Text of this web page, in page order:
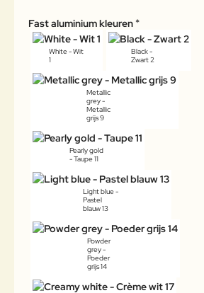
Fast aluminium kleuren
White - Wit
1
Black -
Zwart 2
Metallic
grey -
Metallic
grijs 9
Pearly gold
- Taupe 11
Light blue -
Pastel
blauw 13
Powder
grey -
Poeder
grijs 14